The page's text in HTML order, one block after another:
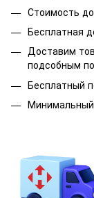
Стоимость
Бесплатная
Доставим
подсобным
Бесплатный
Минимальный